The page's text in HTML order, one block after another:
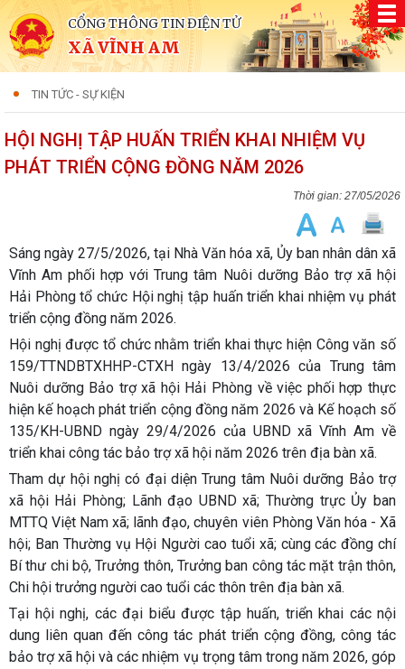
CỔNG THÔNG TIN ĐIỆN TỬ
XÃ VĨNH AM
TIN TỨC - SỰ KIỆN
HỘI NGHỊ TẬP HUẤN TRIỂN KHAI NHIỆM VỤ
PHÁT TRIỂN CỘNG ĐỒNG NĂM 2026
27/05/2026
Sáng ngày 27/5/2026, tại Nhà Văn hóa xã, Ủy ban nhân dân xã
Vĩnh Am phối hợp với Trung tâm Nuôi dưỡng Bảo trợ xã hội
Hải Phòng tổ chức Hội nghị tập huấn triển khai nhiệm vụ phát
triển cộng đồng năm 2026.
Hội nghị được tổ chức nhằm triển khai thực hiện Công văn số
159/TTNDBTXHHP-CTXH ngày 13/4/2026 của Trung tâm
Nuôi dưỡng Bảo trợ xã hội Hải Phòng về việc phối hợp thực
hiện kế hoạch phát triển cộng đồng năm 2026 và Kế hoạch số
135/KH-UBND ngày 29/4/2026 của UBND xã Vĩnh Am về
triển khai công tác bảo trợ xã hội năm 2026 trên địa bàn xã.
Tham dự hội nghị có đại diện Trung tâm Nuôi dưỡng Bảo trợ
xã hội Hải Phòng; Lãnh đạo UBND xã; Thường trực Ủy ban
MTTQ Việt Nam xã; lãnh đạo, chuyên viên Phòng Văn hóa - Xã
hội; Ban Thường vụ Hội Người cao tuổi xã; cùng các đồng chí
Bí thư chi bộ, Trưởng thôn, Trưởng ban công tác mặt trận thôn,
Chi hội trưởng người cao tuổi các thôn trên địa bàn xã.
Tại hội nghị, các đại biểu được tập huấn, triển khai các nội
dung liên quan đến công tác phát triển cộng đồng, công tác
bảo trợ xã hội và các nhiệm vụ trọng tâm trong năm 2026, góp